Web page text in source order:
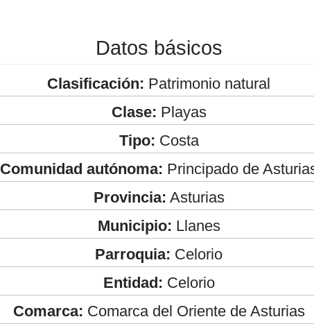
Datos básicos
Clasificación: Patrimonio natural
Clase: Playas
Tipo: Costa
Comunidad autónoma: Principado de
Provincia: Asturias
Municipio: Llanes
Parroquia: Celorio
Entidad: Celorio
Comarca: Comarca del Oriente de Asturias